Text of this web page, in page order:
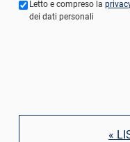
Letto e compreso la
dei dati personali
«